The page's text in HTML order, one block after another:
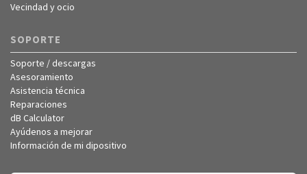
Vecindad y ocio
SOPORTE
Soporte / descargas
Asesoramiento
Asistencia técnica
Reparaciones
dB Calculator
Ayúdenos a mejorar
Información de mi dipositivo